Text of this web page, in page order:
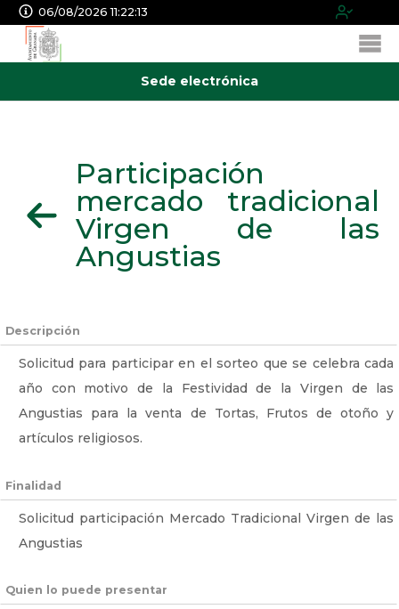
06/08/2026 11:22:13
Sede electrónica
Participación
mercado tradicional
Virgen de las
Angustias
Descripción
Solicitud para participar en el sorteo que se celebra cada
año con motivo de la Festividad de la Virgen de las
Angustias para la venta de Tortas, Frutos de otoño y
artículos religiosos.
Finalidad
Solicitud participación Mercado Tradicional Virgen de las
Angustias
Quien lo puede presentar